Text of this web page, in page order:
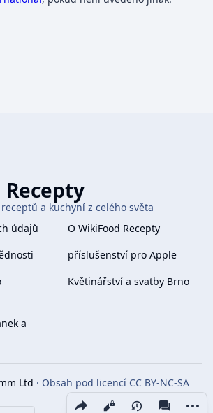
Share this page
Zobrazení
a kuchyní z celého světa
údajů
O WikiFood Recepty
příslušenství pro Apple
Květinářství a svatby Brno
a
Ltd · Obsah pod licencí CC BY-NC-SA